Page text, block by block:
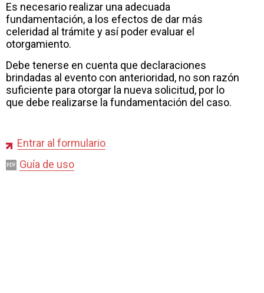
Es necesario realizar una adecuada
fundamentación, a los efectos de dar más
celeridad al trámite y así poder evaluar el
otorgamiento.
Debe tenerse en cuenta que declaraciones
brindadas al evento con anterioridad, no son razón
suficiente para otorgar la nueva solicitud, por lo
que debe realizarse la fundamentación del caso.
Entrar al formulario
Guía de uso